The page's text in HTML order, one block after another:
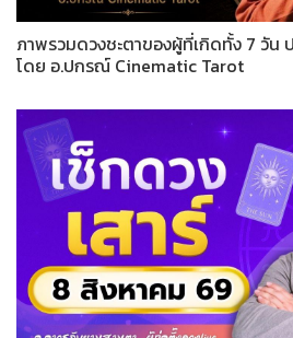
ภาพรวมดวงชะตาของผู้ที่เกิดทั้ง 7 วัน
โดย อ.ปกรณ์ Cinematic Tarot